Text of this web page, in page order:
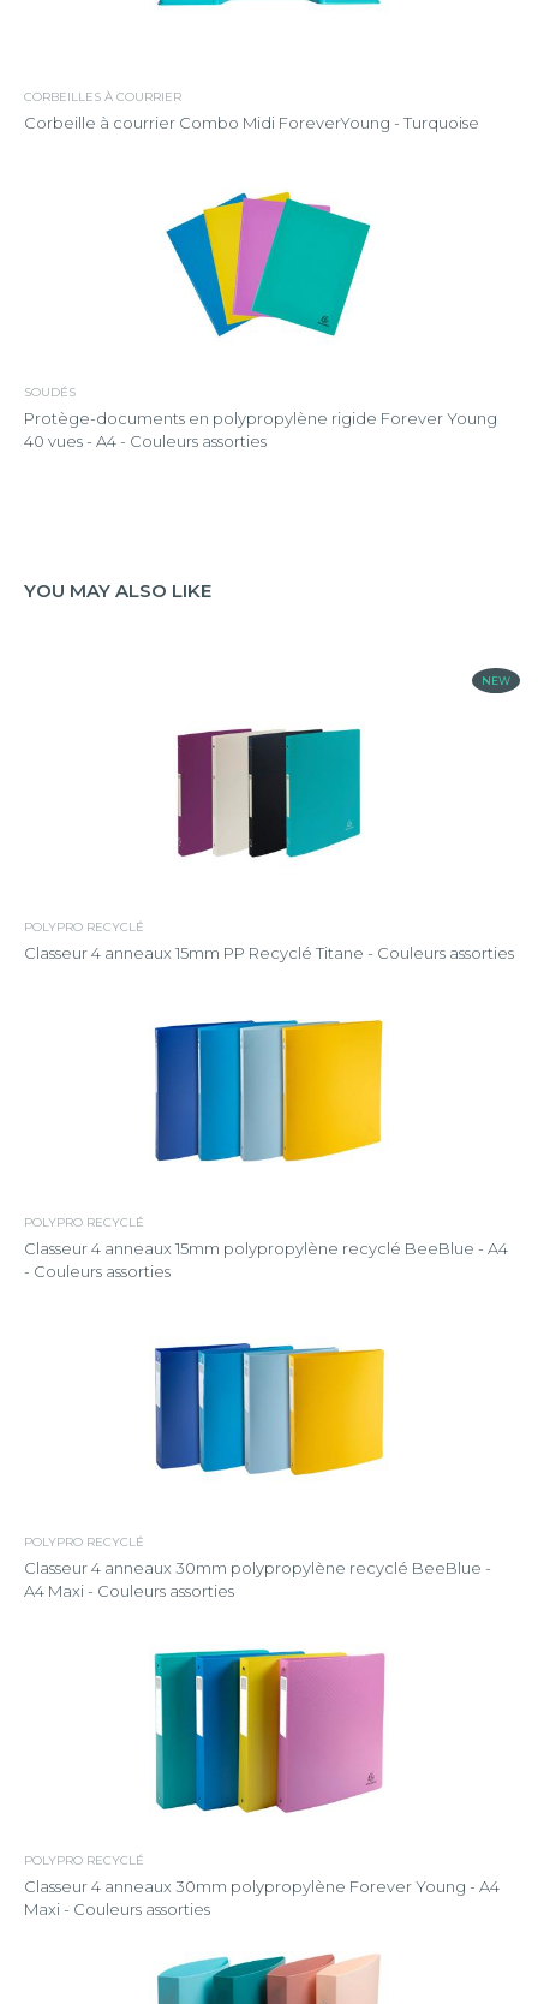
CORBEILLES À COURRIER
Corbeille à courrier Combo Midi ForeverYoung - Turquoise
SOUDÉS
Protège-documents en polypropylène rigide Forever Young
40 vues - A4 - Couleurs assorties
YOU MAY ALSO LIKE
NEW
POLYPRO RECYCLÉ
Classeur 4 anneaux 15mm PP Recyclé Titane - Couleurs assorties
POLYPRO RECYCLÉ
Classeur 4 anneaux 15mm polypropylène recyclé BeeBlue - A4
- Couleurs assorties
POLYPRO RECYCLÉ
Classeur 4 anneaux 30mm polypropylène recyclé BeeBlue -
A4 Maxi - Couleurs assorties
POLYPRO RECYCLÉ
Classeur 4 anneaux 30mm polypropylène Forever Young - A4
Maxi - Couleurs assorties